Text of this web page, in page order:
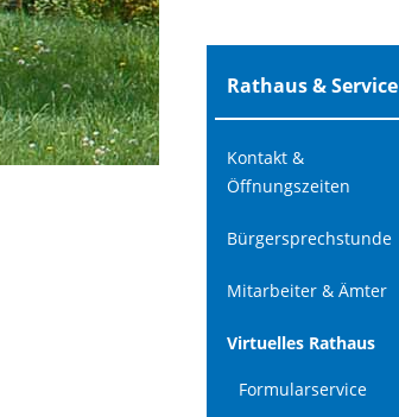
Rathaus & Service
Kontakt &
Öffnungszeiten
Bürgersprechstunde
Mitarbeiter & Ämter
Virtuelles Rathaus
Formularservice